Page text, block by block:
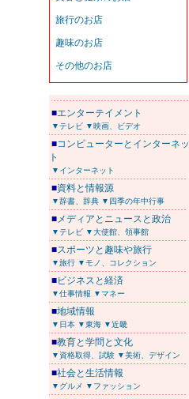
■エンターテイメント
▼テレビ ▼映画、ビデオ
■コンピューターとインターネッ
ト
▼インターネット
■資料と情報源
▼辞書、辞典 ▼四季の年中行事
■メディアとニュースと政治
▼テレビ ▼大使館、領事館
■スポーツと趣味や旅行
▼旅行 ▼モノ、コレクション
■ビジネスと経済
▼仕事情報 ▼マネー
■地域情報
▼日本 ▼東海 ▼近畿
■教育と学問と文化
▼資格取得、試験 ▼美術、デザイン
■社会と生活情報
▼グルメ ▼ファッション